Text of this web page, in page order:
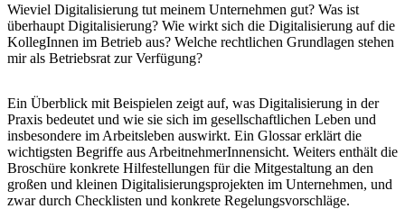
Wieviel Digitalisierung tut meinem Unternehmen gut? Was ist
überhaupt Digitalisierung? Wie wirkt sich die Digitalisierung auf die
KollegInnen im Betrieb aus? Welche rechtlichen Grundlagen stehen
mir als Betriebsrat zur Verfügung?
Ein Überblick mit Beispielen zeigt auf, was Digitalisierung in der
Praxis bedeutet und wie sie sich im gesellschaftlichen Leben und
insbesondere im Arbeitsleben auswirkt. Ein Glossar erklärt die
wichtigsten Begriffe aus ArbeitnehmerInnensicht. Weiters enthält die
Broschüre konkrete Hilfestellungen für die Mitgestaltung an den
großen und kleinen Digitalisierungsprojekten im Unternehmen, und
zwar durch Checklisten und konkrete Regelungsvorschläge.